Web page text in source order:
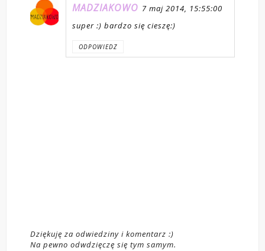
MADZIAKOWO 7 maj 2014, 15:55:00
super :) bardzo się cieszę:)
ODPOWIEDZ
Dziękuję za odwiedziny i komentarz :)
Na pewno odwdzięczę się tym samym.